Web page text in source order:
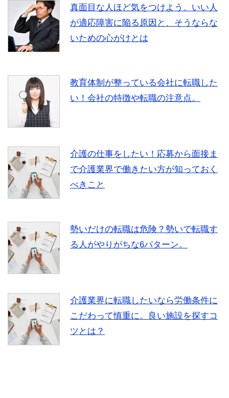
真面目な人ほど気をつけよう。いい人
が適応障害に陥る原因と、そうならな
いための心がけとは
教育体制が整っている会社に転職した
い！会社の特徴や転職の注意点。
介護の仕事をしたい！応募から面接ま
で介護業界で働きたい方が知っておく
べきこと
勢いだけの転職は危険？勢いで転職す
る人がやりがちな6パターン。
介護業界に転職したいなら労働条件に
こだわって慎重に。良い施設を探すコ
ツとは？